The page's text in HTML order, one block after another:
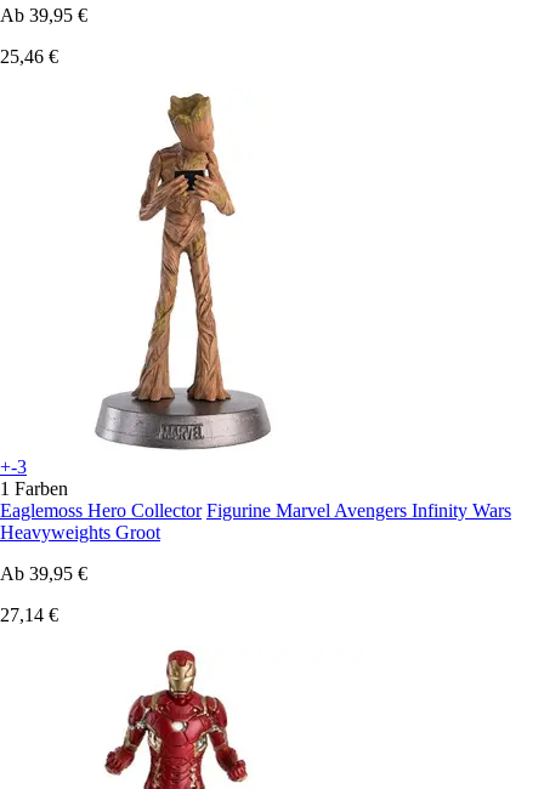
Ab 39,95 €
25,46 €
+-3
1 Farben
Eaglemoss Hero Collector Figurine Marvel Avengers Infinity Wars
Heavyweights Groot
Ab 39,95 €
27,14 €